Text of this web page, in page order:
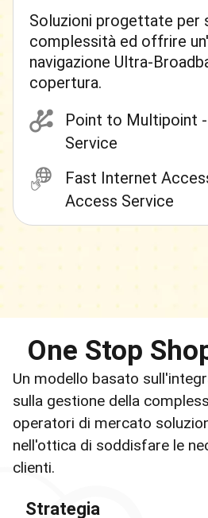
Soluzioni progettate per
complessità ed offrire
navigazione Ultra-
copertura.
Point to Multipoint
Service
Fast Internet
Access Service
One Stop
Un modello basato
sulla gestione della
operatori di mercato
nell'ottica di soddisfare le
clienti.
Strategia